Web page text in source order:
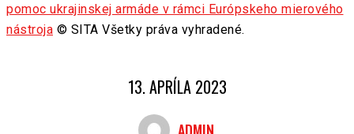
pomoc ukrajinskej armáde v rámci Európskeho mierového
nástroja © SITA Všetky práva vyhradené.
13. APRÍLA 2023